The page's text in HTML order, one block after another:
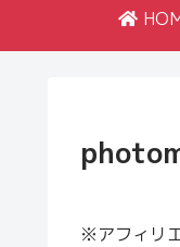
※アフィリ